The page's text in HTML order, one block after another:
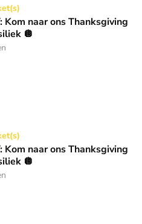
Thanksgiving gala in de
Kom naar ons Thanksgiving
🪩
Thanksgiving gala in de
Kom naar ons Thanksgiving
🪩